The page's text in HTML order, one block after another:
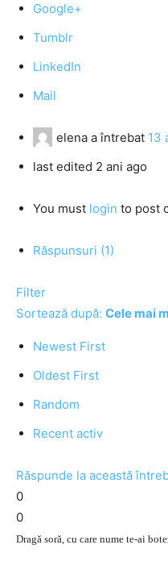
Google+
Tumblr
LinkedIn
Mail
elena a întrebat 13
last edited 2 ani ago
You must login to post
Răspunsuri (1)
Filter
Sortează după: Cele mai
Newest First
Oldest First
Random
Recent activ
Răspunde la această
0
0
Dragă soră, cu care nume te-ai